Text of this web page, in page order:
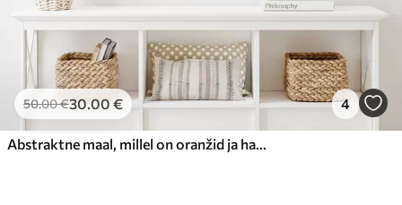
50.00€30.00 € 4
Abstraktne maal, millel on oranžid ja hallid ringid, lehed ja oksad, modernne stiil, akvarelliefekt